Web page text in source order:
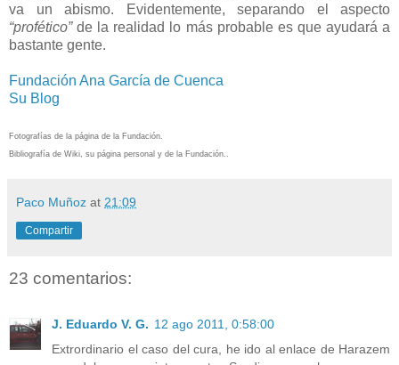
va un abismo. Evidentemente, separando el aspecto
“profético”de la realidad lo más probable es que ayudará a
bastante gente.
Fundación Ana García de Cuenca
Su Blog
Fotografías de la página de la Fundación.
Bibliografía de Wiki, su página personal y de la Fundación..
Paco Muñoz at 21:09
Compartir
23 comentarios:
J. Eduardo V. G. 12 ago 2011, 0:58:00
Extrordinario el caso del cura, he ido al enlace de Harazem